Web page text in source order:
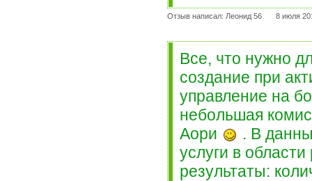
Отзыв написал: Леонид 56 8 июля
Все, что нужно
создание при
управление на
небольшая
Аори
. В
услуги в
результаты: